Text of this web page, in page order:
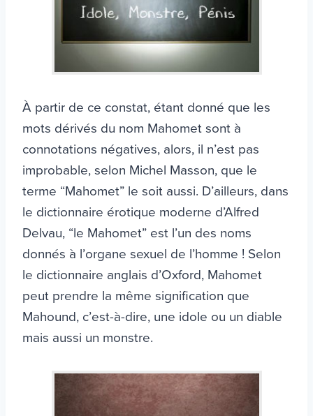
À partir de ce constat, étant donné que les
mots dérivés du nom Mahomet sont à
connotations négatives, alors, il n’est pas
improbable, selon Michel Masson, que le
terme “Mahomet” le soit aussi. D’ailleurs, dans
le dictionnaire érotique moderne d’Alfred
Delvau, “le Mahomet” est l’un des noms
donnés à l’organe sexuel de l’homme ! Selon
le dictionnaire anglais d’Oxford, Mahomet
peut prendre la même signification que
Mahound, c’est-à-dire, une idole ou un diable
mais aussi un monstre.